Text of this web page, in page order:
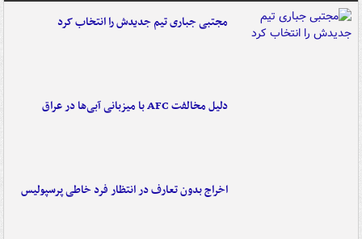
مجتبی جباری تیم جدیدش را انتخاب کرد
دلیل مخالفت AFC با میزبانی آبی‌ها در عراق
اخراج بدون تعارف در انتظار فرد خاطی پرسپولیس